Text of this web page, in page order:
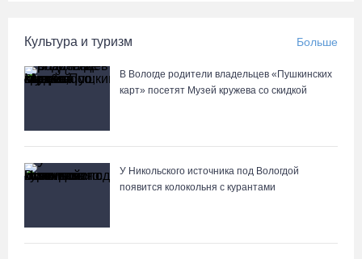
Культура и туризм Больше
В Вологде родители владельцев «Пушкинских
карт» посетят Музей кружева со скидкой
У Никольского источника под Вологдой
появится колокольня с курантами